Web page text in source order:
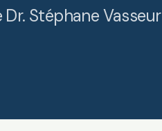
Stéphane Vasseur